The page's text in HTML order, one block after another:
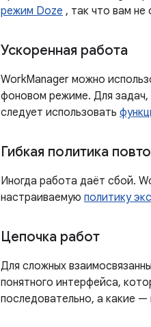
режим Doze , так что вам не
Ускоренная работа
WorkManager можно
фоновом режиме. Для задач,
следует использовать
Гибкая политика
Иногда работа даёт сбой.
настраиваемую политику
Цепочка работ
Для сложных
понятного интерфейса,
последовательно, а какие —